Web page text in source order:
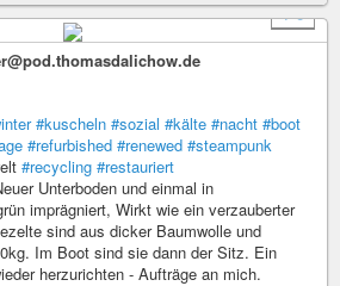
+ 6
#kuscheln #sozial #kälte #nacht #boot
#refurbished #renewed #steampunk
#recycling #restauriert
Unterboden und einmal in
imprägniert, Wirkt wie ein verzauberter
sind aus dicker Baumwolle und
Im Boot sind sie dann der Sitz. Ein
herzurichten - Aufträge an mich.